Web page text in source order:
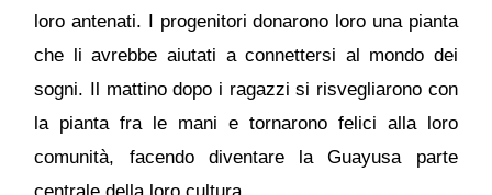
loro antenati. I progenitori donarono loro una pianta
che li avrebbe aiutati a connettersi al mondo dei
sogni. Il mattino dopo i ragazzi si risvegliarono con
la pianta fra le mani e tornarono felici alla loro
comunità, facendo diventare la Guayusa parte